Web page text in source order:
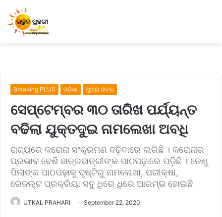
Breaking PLUS ଓଡ଼ିଶା ମୁଖ୍ୟ ଖବର
ସେପ୍ଟେମ୍ବର ୩୦ ତାରିଖ ପର୍ଯ୍ୟନ୍ତ
ବଢିଲା ଯୁକ୍ତଦୁଇ ନାମଲେଖା ଅବଧି
ରାଜ୍ୟରେ କରୋନା ସଂକ୍ରମଣ ବଢ଼ିବାରେ ଲାଗିଛି । କରୋନାର
ପ୍ରଭାବ ବେଶି ଛାତ୍ରଛାତ୍ରୀଙ୍କ ପାଠପଢ଼ାରେ ପଡ଼ିଛି । ତେଣୁ
ପିଲାଙ୍କ ପାଠପଢ଼ାକୁ ଦୃଷ୍ଟିରୁ ନାମଲେଖା, ପରୀକ୍ଷା,
ରେଜଲ୍ଟ ପ୍ରକ୍ରିୟା ସବୁ ଧିରେ ଧିରେ ଆରମ୍ଭ ହୋଇଛି
UTKAL PRAHARI September 22, 2020